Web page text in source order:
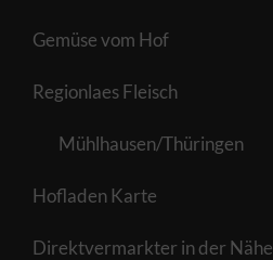
Gemüse vom Hof
Regionlaes Fleisch
Mühlhausen/Thüringen
Hofladen Karte
Direktvermarkter in der Nähe